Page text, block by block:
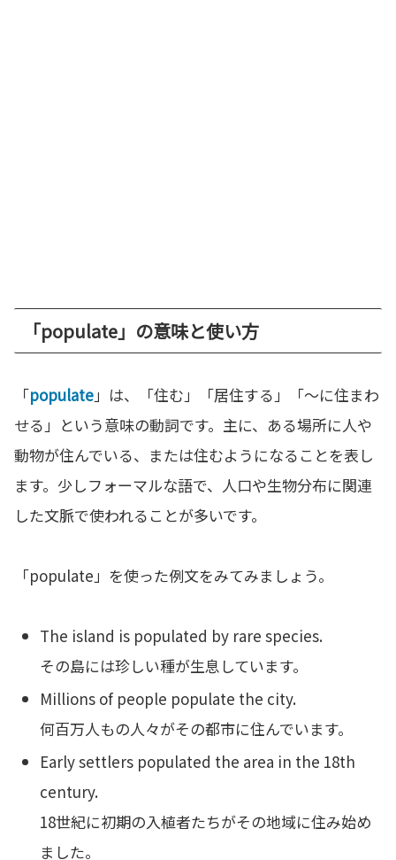
「populate」の意味と使い方
「populate」は、「住む」「居住する」「〜に住まわ
せる」という意味の動詞です。主に、ある場所に人や
動物が住んでいる、または住むようになることを表し
ます。少しフォーマルな語で、人口や生物分布に関連
した文脈で使われることが多いです。
「populate」を使った例文をみてみましょう。
The island is populated by rare species.
その島には珍しい種が生息しています。
Millions of people populate the city.
何百万人もの人々がその都市に住んでいます。
Early settlers populated the area in the 18th
century.
18世紀に初期の入植者たちがその地域に住み始め
ました。